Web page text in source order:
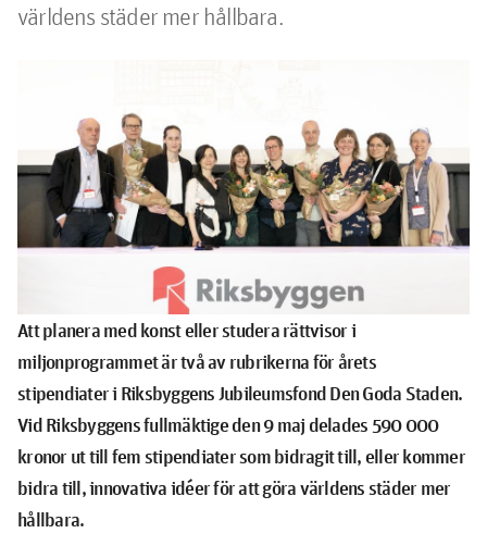
världens städer mer hållbara.
Att planera med konst eller studera rättvisor i
miljonprogrammet är två av rubrikerna för årets
stipendiater i Riksbyggens Jubileumsfond Den Goda Staden.
Vid Riksbyggens fullmäktige den 9 maj delades 590 000
kronor ut till fem stipendiater som bidragit till, eller kommer
bidra till, innovativa idéer för att göra världens städer mer
hållbara.